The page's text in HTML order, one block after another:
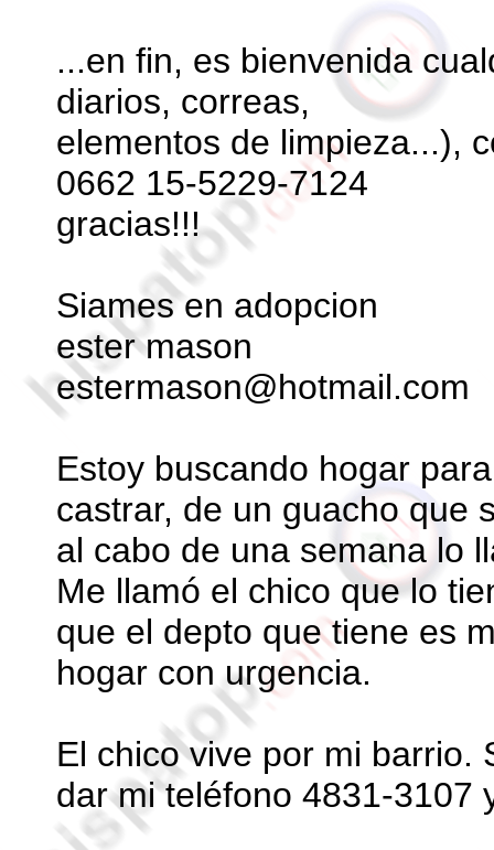
...en fin, es bienvenida
diarios, correas,
elementos de limpieza...),
0662 15-5229-7124
gracias!!!
Siames en adopcion
ester mason
estermason@hotmail.com
Estoy buscando hogar
castrar, de un guacho que
al cabo de una semana lo
Me llamó el chico que lo
que el depto que tiene es
hogar con urgencia.
El chico vive por mi barrio.
dar mi teléfono 4831-3107